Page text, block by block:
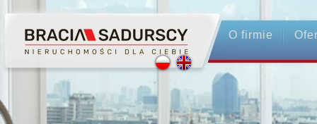
O firmie